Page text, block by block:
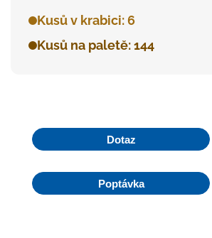
Kusů v krabici: 6
Kusů na paletě: 144
Dotaz
Poptávka